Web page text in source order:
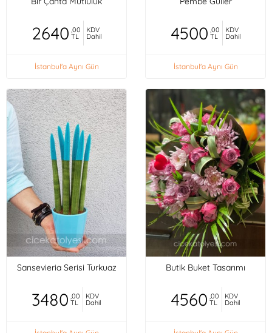
2640 ,00
TL
KDV
Dahil
İstanbul'a Aynı Gün
4500 ,00
TL
KDV
Dahil
İstanbul'a Aynı Gün
Sansevieria Serisi Turkuaz
3480 ,00
TL
KDV
Dahil
Butik Buket Tasarımı
4560 ,00
TL
KDV
Dahil